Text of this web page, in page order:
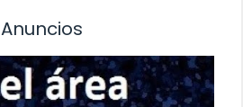
Anuncios